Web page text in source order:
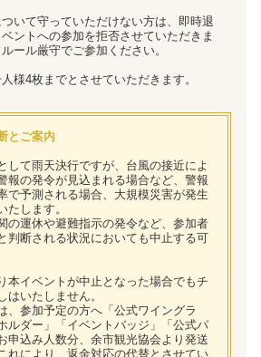
いて守っていただけない方は、即時退
ントへの参加を拒否させていただきま
ール厳守でご参加ください。
様4枚までとさせていただきます。
とご案内
して雨天決行ですが、台風の接近によ
報の発令が見込まれる場合など、警報
で予測される場合、大規模災害が発生
たします。
の運休や避難指示の発令など、参加者
判断される状況においても中止する可
本イベントが中止となった場合でもチ
はいたしません。
、参加予定の方へ「公式ワイングラ
ルダー」「イベントバッジ」「公式パ
申込み人数分、余市観光協会より発送
れにより、返金対応の代替とさせてい